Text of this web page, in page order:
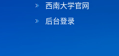
西南大学官网
后台登录